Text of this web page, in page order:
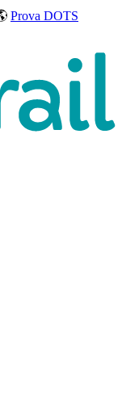
Prova DOTS